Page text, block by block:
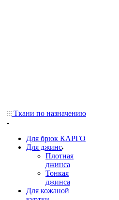
Ткани по назначению
Для брюк КАРГО
Для джинс
Плотная
джинса
Тонкая
джинса
Для кожаной